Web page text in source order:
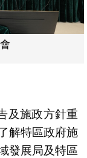
及施政方針重
解特區政府施
發展局及特區